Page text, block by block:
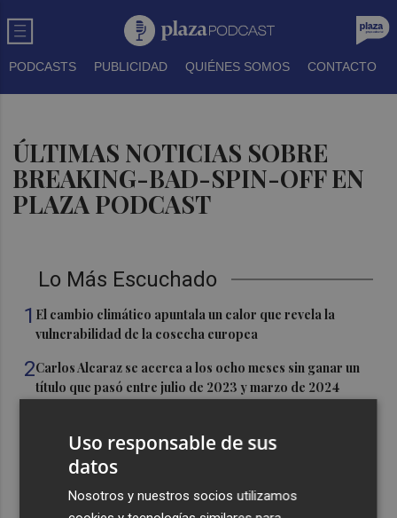
PODCASTS PUBLICIDAD QUIÉNES SOMOS CONTACTO
ÚLTIMAS NOTICIAS SOBRE
BREAKING-BAD-SPIN-OFF EN
PLAZA PODCAST
Lo Más Escuchado
1 El cambio climático apuntala un calor que revela la
vulnerabilidad de la cosecha europea
2Carlos Alcaraz se acerca a los ocho meses sin ganar un
título que pasó entre julio de 2023 y marzo de 2024
creación de nuevas cátedras en su primer mandato
Diakhaby: “La afición debe estar más unida con el club y
con nosotros”
Uso responsable de sus
datos
Nosotros y nuestros socios utilizamos